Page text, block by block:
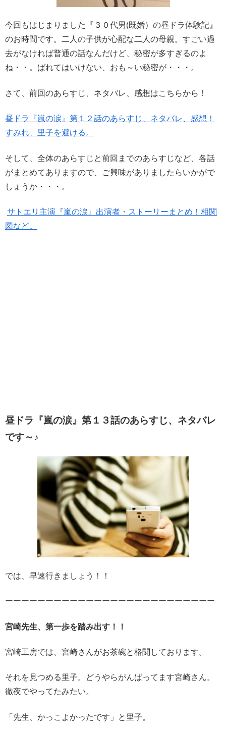
今回もはじまりました
『３０代男(既婚）の昼ドラ体験記』
のお時間です。二人の子供が心配な二人の母親。すごい過
去がなければ普通の話なんだけど、秘密が多すぎるのよ
ね・・。ばれてはいけない、おも～い秘密が・・・。
さて、前回のあらすじ、ネタバレ、感想はこちらから！
昼ドラ『嵐の涙』第１２話のあらすじ、ネタバレ、感想！
すみれ、里子を避ける。
そして、全体のあらすじと前回までのあらすじなど、各話
がまとめてありますので、ご興味がありましたらいかがで
しょうか・・・。
サトエリ主演『嵐の涙』出演者・ストーリーまとめ！相関
図など。
昼ドラ『嵐の涙』第１３話のあらすじ、ネタバレ
です～♪
では、早速行きましょう！！
ーーーーーーーーーーーーーーーーーーーーーーーーーー
宮崎先生、第一歩を踏み出す！！
宮崎工房では、宮崎さんがお茶碗と格闘しております。
それを見つめる里子。どうやらがんばってます宮崎さん。
徹夜でやってたみたい。
「先生、かっこよかったです」と里子。